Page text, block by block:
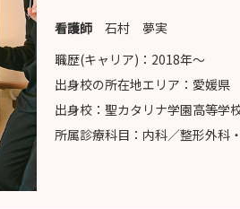
看護師 石村 夢実
職歴(キャリア)： 2018年〜
出身校の所在地エリア： 愛媛県
出身校： 聖カタリナ学園高等学
所属診療科目： 内科／整形外科